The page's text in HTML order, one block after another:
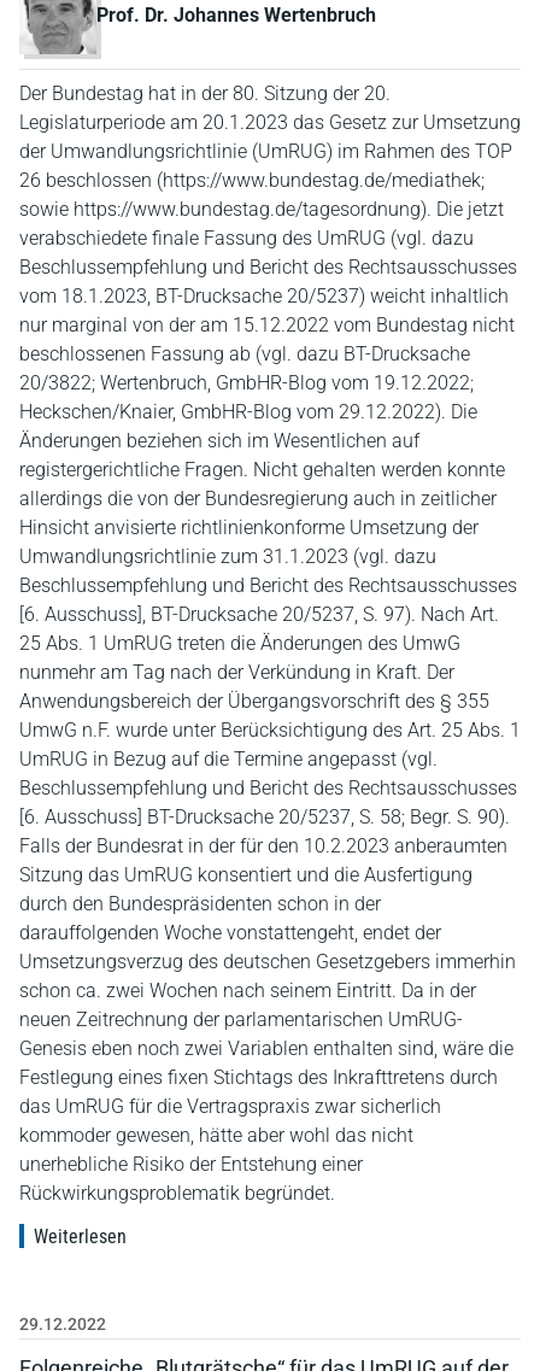
Prof. Dr. Johannes Wertenbruch
Der Bundestag hat in der 80. Sitzung der 20.
Legislaturperiode am 20.1.2023 das Gesetz zur Umsetzung
der Umwandlungsrichtlinie (UmRUG) im Rahmen des TOP
26 beschlossen (https://www.bundestag.de/mediathek;
sowie https://www.bundestag.de/tagesordnung). Die jetzt
verabschiedete finale Fassung des UmRUG (vgl. dazu
Beschlussempfehlung und Bericht des Rechtsausschusses
vom 18.1.2023, BT-Drucksache 20/5237) weicht inhaltlich
nur marginal von der am 15.12.2022 vom Bundestag nicht
beschlossenen Fassung ab (vgl. dazu BT-Drucksache
20/3822; Wertenbruch, GmbHR-Blog vom 19.12.2022;
Heckschen/Knaier, GmbHR-Blog vom 29.12.2022). Die
Änderungen beziehen sich im Wesentlichen auf
registergerichtliche Fragen. Nicht gehalten werden konnte
allerdings die von der Bundesregierung auch in zeitlicher
Hinsicht anvisierte richtlinienkonforme Umsetzung der
Umwandlungsrichtlinie zum 31.1.2023 (vgl. dazu
Beschlussempfehlung und Bericht des Rechtsausschusses
[6. Ausschuss], BT-Drucksache 20/5237, S. 97). Nach Art.
25 Abs. 1 UmRUG treten die Änderungen des UmwG
nunmehr am Tag nach der Verkündung in Kraft. Der
Anwendungsbereich der Übergangsvorschrift des § 355
UmwG n.F. wurde unter Berücksichtigung des Art. 25 Abs. 1
UmRUG in Bezug auf die Termine angepasst (vgl.
Beschlussempfehlung und Bericht des Rechtsausschusses
[6. Ausschuss] BT-Drucksache 20/5237, S. 58; Begr. S. 90).
Falls der Bundesrat in der für den 10.2.2023 anberaumten
Sitzung das UmRUG konsentiert und die Ausfertigung
durch den Bundespräsidenten schon in der
darauffolgenden Woche vonstattengeht, endet der
Umsetzungsverzug des deutschen Gesetzgebers immerhin
schon ca. zwei Wochen nach seinem Eintritt. Da in der
neuen Zeitrechnung der parlamentarischen UmRUG-
Genesis eben noch zwei Variablen enthalten sind, wäre die
Festlegung eines fixen Stichtags des Inkrafttretens durch
das UmRUG für die Vertragspraxis zwar sicherlich
kommoder gewesen, hätte aber wohl das nicht
unerhebliche Risiko der Entstehung einer
Rückwirkungsproblematik begründet.
Weiterlesen
29.12.2022